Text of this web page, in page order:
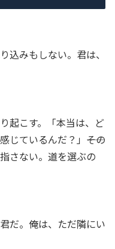
込みもしない。君は、
起こす。「本当は、ど
ているんだ？」――その
さない。道を選ぶの
だ。俺は、ただ隣にい